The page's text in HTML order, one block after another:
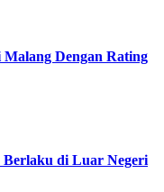
Dengan Rating
Berlaku di Luar Negeri